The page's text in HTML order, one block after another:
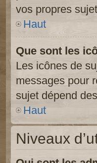
vos propres
Haut
Que sont les
Les icônes de
messages pour
sujet dépend
Haut
Niveaux